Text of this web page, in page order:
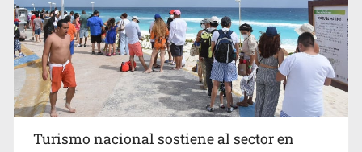
Turismo nacional sostiene al sector en